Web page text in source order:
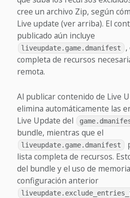
cree un archivo Zip, según
Live update (ver arriba). El
publicado aún incluye
liveupdate.game.dmanifest
,
completa de recursos
remota.
Al publicar contenido de Live
elimina automáticamente las
Live Update del
bundle, mientras que el
liveupdate.game.dmanifest
lista completa de recursos.
del bundle y el uso de
configuración anterior